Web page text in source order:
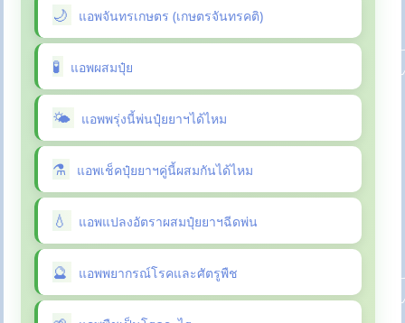
แอพจันทรเกษตร (เกษตรจันทรคติ)
แอพผสมปุ๋ย
แอพพรุ่งนี้พ่นปุ๋ยยาฯได้ไหม
แอพเช็คปุ๋ยยาฯคู่นี้ผสมกันได้ไหม
แอพแปลงอัตราผสมปุ๋ยยาฯฉีดพ่น
แอพพยากรณ์โรคและศัตรูพืช